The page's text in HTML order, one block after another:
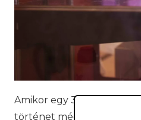
Amikor egy 3D-s terv
történet még nem ér